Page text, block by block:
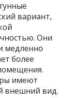
вариант,
Они
медленно
более
имеют
внешний вид.